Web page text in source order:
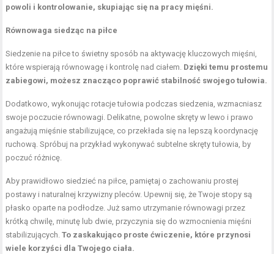
powoli i kontrolowanie, skupiając się na pracy mięśni.
Równowaga siedząc na piłce
Siedzenie na piłce to świetny sposób na aktywację kluczowych mięśni,
które wspierają równowagę i kontrolę nad ciałem. Dzięki temu prostemu
zabiegowi, możesz znacząco poprawić stabilność swojego tułowia.
Dodatkowo, wykonując rotacje tułowia podczas siedzenia, wzmacniasz
swoje poczucie równowagi. Delikatne, powolne skręty w lewo i prawo
angażują mięśnie stabilizujące, co przekłada się na lepszą koordynację
ruchową. Spróbuj na przykład wykonywać subtelne skręty tułowia, by
poczuć różnicę.
Aby prawidłowo siedzieć na piłce, pamiętaj o zachowaniu prostej
postawy i naturalnej krzywizny pleców. Upewnij się, że Twoje stopy są
płasko oparte na podłodze. Już samo utrzymanie równowagi przez
krótką chwilę, minutę lub dwie, przyczynia się do wzmocnienia mięśni
stabilizujących.To zaskakująco proste ćwiczenie, które przynosi
wiele korzyści dla Twojego ciała.